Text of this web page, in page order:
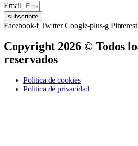
Email
subscribite
Facebook-f Twitter Google-plus-g Pinterest
Copyright 2026 © Todos
reservados
Politica de cookies
Politica de privacidad